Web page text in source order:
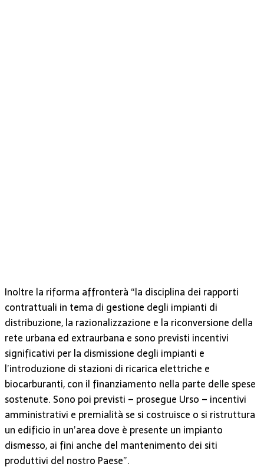
Inoltre la riforma affronterà “la disciplina dei rapporti
contrattuali in tema di gestione degli impianti di
distribuzione, la razionalizzazione e la riconversione della
rete urbana ed extraurbana e sono previsti incentivi
significativi per la dismissione degli impianti e
l’introduzione di stazioni di ricarica elettriche e
biocarburanti, con il finanziamento nella parte delle spese
sostenute. Sono poi previsti – prosegue Urso – incentivi
amministrativi e premialità se si costruisce o si ristruttura
un edificio in un’area dove è presente un impianto
dismesso, ai fini anche del mantenimento dei siti
produttivi del nostro Paese”.